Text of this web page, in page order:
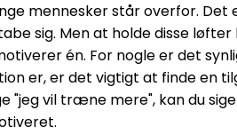
mennesker står overfor.
sig. Men at holde disse
én. For nogle er det
er, er det vigtigt at finde en
vil træne mere", kan du